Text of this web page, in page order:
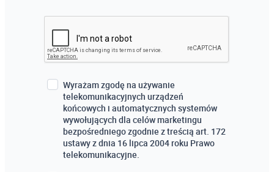
Wyrażam zgodę na używanie
telekomunikacyjnych urządzeń
końcowych i automatycznych systemów
wywołujących dla celów marketingu
bezpośredniego zgodnie z treścią art. 172
ustawy z dnia 16 lipca 2004 roku Prawo
telekomunikacyjne.